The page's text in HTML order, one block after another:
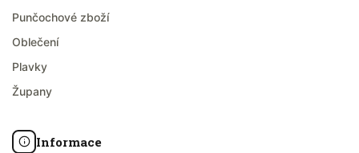
Punčochové zboží
Oblečení
Plavky
Župany
Informace